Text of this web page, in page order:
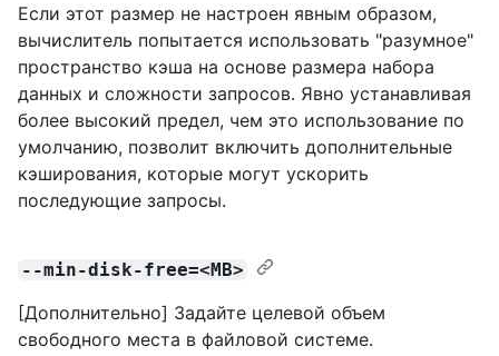
Если этот размер не настроен явным образом,
вычислитель попытается использовать "разумное"
пространство кэша на основе размера набора
данных и сложности запросов. Явно устанавливая
более высокий предел, чем это использование по
умолчанию, позволит включить дополнительные
кэширования, которые могут ускорить
последующие запросы.
--min-disk-free=<MB>
[Дополнительно] Задайте целевой объем
свободного места в файловой системе.